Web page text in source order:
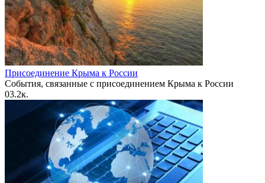
Присоединение Крыма к России
События, связанные с присоединением Крыма к России
03.2к.